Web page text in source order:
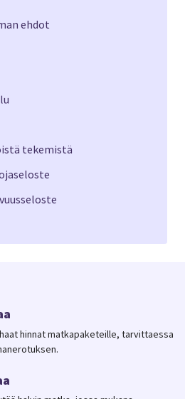
ehdot
tekemistä
ei koske seuraavia:
konsertti- tai
sovelletaan
sekälisä- ja
hinnat matkapaketeille, tarvittaessa